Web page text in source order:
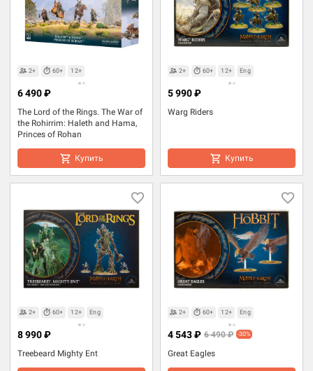
2+ 60+ 12+
The Lord of the Rings. The War of
the Rohirrim: Haleth and Hama,
Princes of Rohan
6 490 ₽
Купить
2+ 60+ 12+ Eng
Warg Riders
5 990 ₽
Купить
2+ 60+ 12+ Eng
Treebeard Mighty Ent
8 990 ₽
2+ 60+ 12+ Eng
Great Eagles
4 543 ₽ 6 490 ₽ -30%